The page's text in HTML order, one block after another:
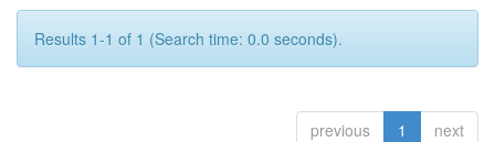
Results 1-1 of 1 (Search time: 0.0 seconds).
previous 1 next